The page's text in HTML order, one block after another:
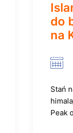
do
na
Stań
Peak